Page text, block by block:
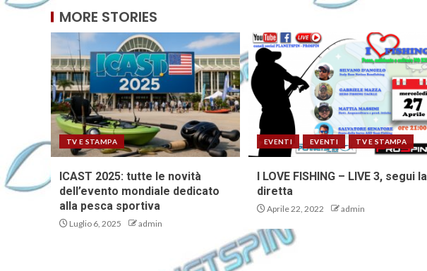
MORE STORIES
TV E STAMPA
ICAST 2025: tutte le novità
dell’evento mondiale dedicato
alla pesca sportiva
Luglio 6, 2025 admin
EVENTI EVENTI TV E STAMPA
I LOVE FISHING – LIVE 3, segui la
diretta
Aprile 22, 2022 admin